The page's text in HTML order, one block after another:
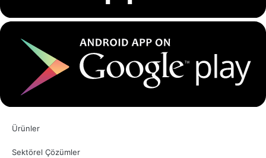
Ürünler
Sektörel Çözümler